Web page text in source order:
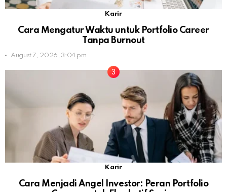
Karir
Cara Mengatur Waktu untuk Portfolio Career
Tanpa Burnout
August 7, 2026, 3:04 pm
Karir
Cara Menjadi Angel Investor: Peran Portfolio